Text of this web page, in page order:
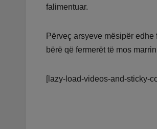
falimentuar.
Përveç arsyeve mësipër
bërë që fermerët të mos
[lazy-load-videos-and-sticky-